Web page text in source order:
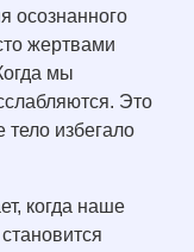
осознанного
жертвами
мы
Это
избегало
когда наше